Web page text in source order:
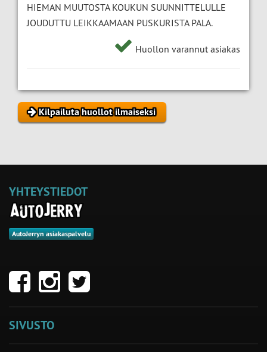
HIEMAN MUUTOSTA KOUKUN SUUNNITTELULLE
JOUDUTTU LEIKKAAMAAN PUSKURISTA PALA.
Huollon varannut asiakas
Kilpailuta huollot ilmaiseksi
YHTEYSTIEDOT
AutoJerryn asiakaspalvelu
SIVUSTO